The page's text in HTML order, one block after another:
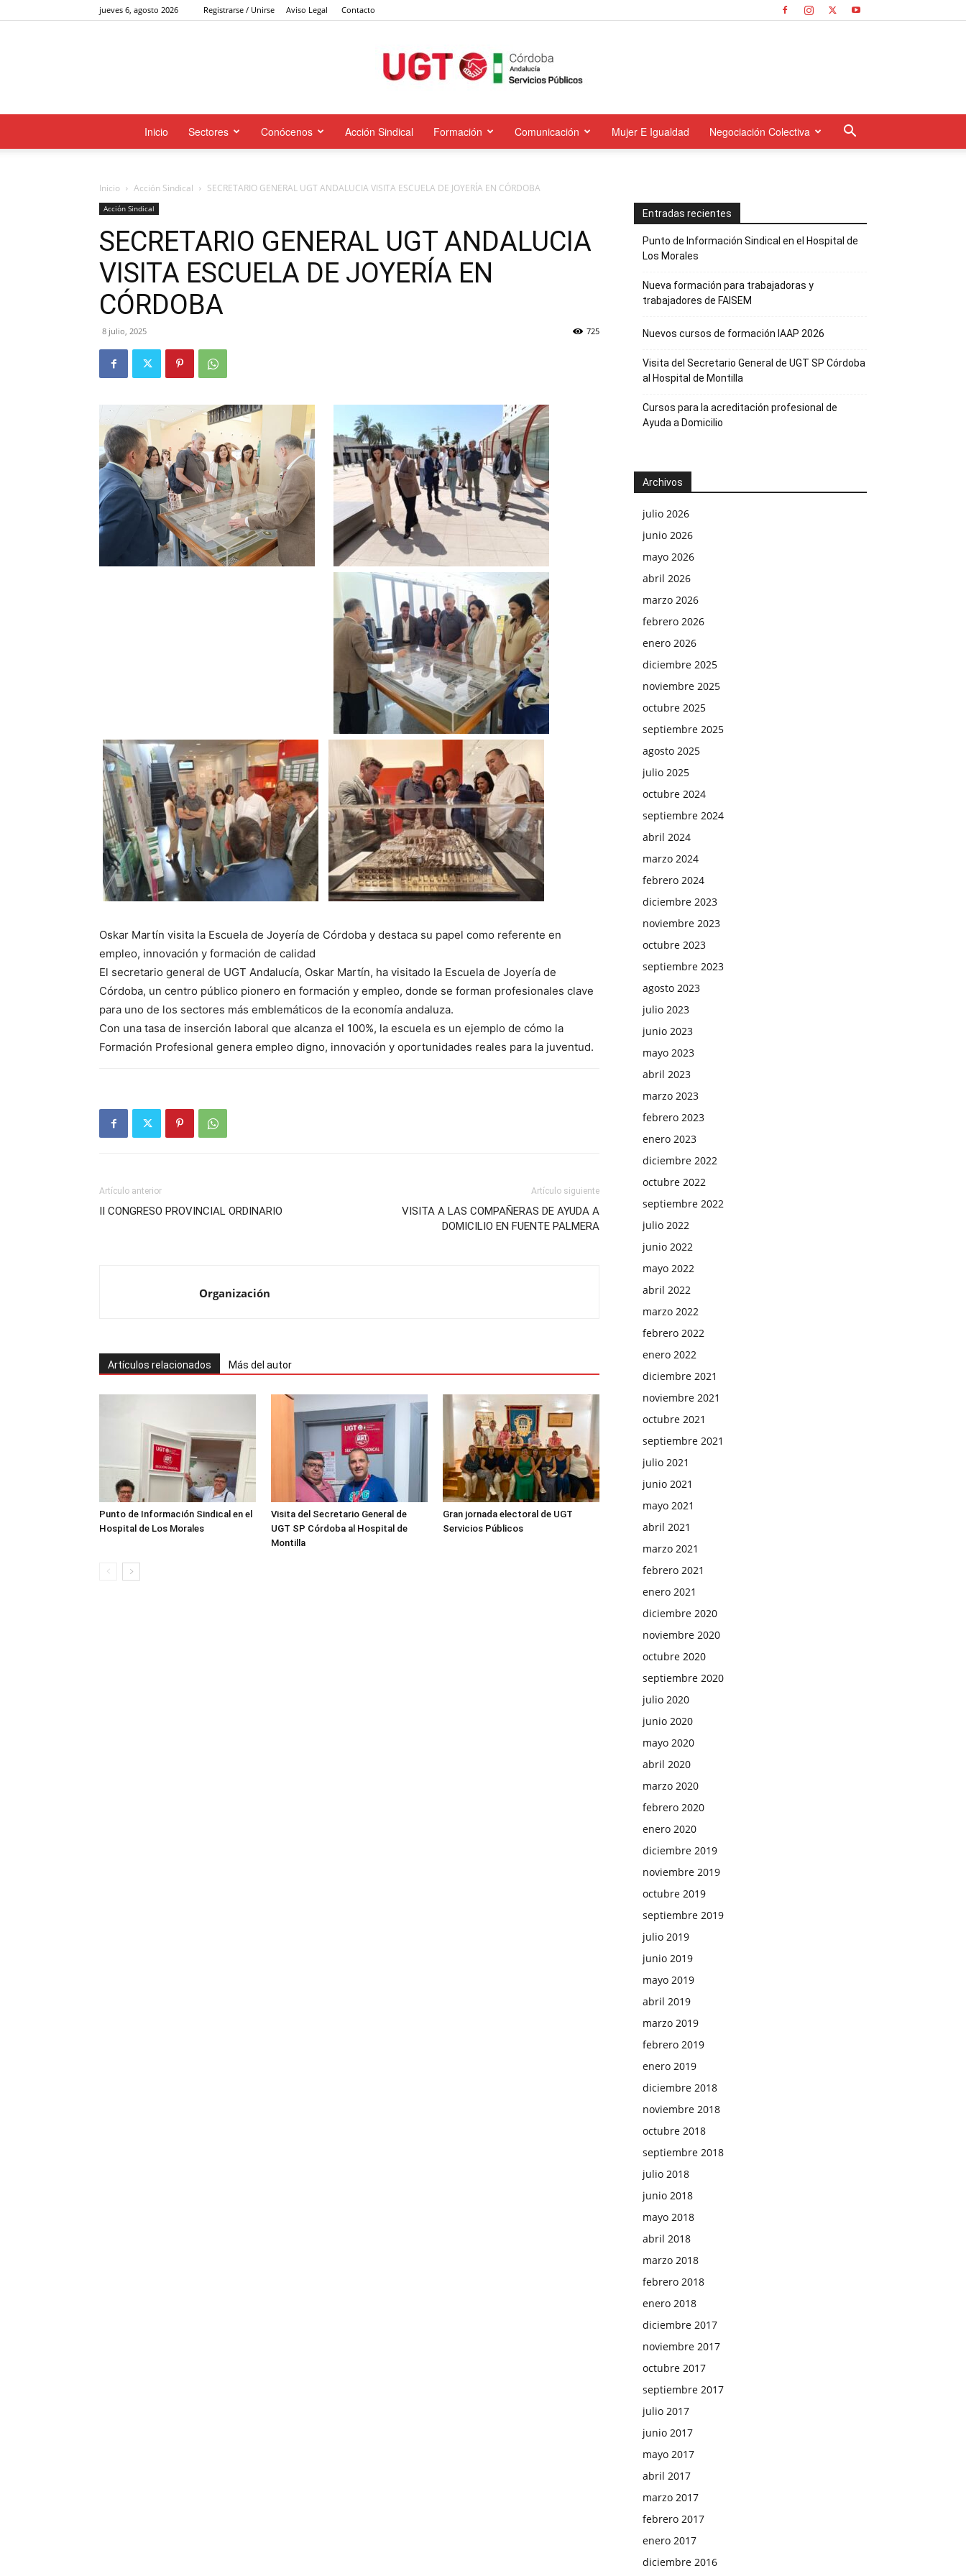
jueves 6, agosto 2026 Registrarse / Unirse Aviso Legal Contacto
Servicios
Córdoba
Inicio Sectores Conócenos Acción Sindical Formación Comunicación Mujer E Igualdad Negociación Colectiva
Inicio Acción Sindical SECRETARIO GENERAL UGT ANDALUCIA VISITA ESCUELA DE JOYERÍA EN CÓRDOBA
Acción Sindical
SECRETARIO GENERAL UGT ANDALUCIA
VISITA ESCUELA DE JOYERÍA EN
CÓRDOBA
8 julio, 2025 725
Oskar Martín visita la Escuela de Joyería de Córdoba y destaca su papel como referente en
empleo, innovación y formación de calidad
El secretario general de UGT Andalucía, Oskar Martín, ha visitado la Escuela de Joyería de
Córdoba, un centro público pionero en formación y empleo, donde se forman profesionales clave
para uno de los sectores más emblemáticos de la economía andaluza.
Con una tasa de inserción laboral que alcanza el 100%, la escuela es un ejemplo de cómo la
Formación Profesional genera empleo digno, innovación y oportunidades reales para la juventud.
Artículo anterior
II CONGRESO PROVINCIAL ORDINARIO
Artículo siguiente
VISITA A LAS COMPAÑERAS DE AYUDA A
DOMICILIO EN FUENTE PALMERA
Organización
Artículos relacionados Más del autor
Punto de Información Sindical en el
Hospital de Los Morales
Visita del Secretario General de
UGT SP Córdoba al Hospital de
Montilla
Gran jornada electoral de UGT
Servicios Públicos
Entradas recientes
Punto de Información Sindical en el Hospital de
Los Morales
Nueva formación para trabajadoras y
trabajadores de FAISEM
Nuevos cursos de formación IAAP 2026
Visita del Secretario General de UGT SP Córdoba
al Hospital de Montilla
Cursos para la acreditación profesional de
Ayuda a Domicilio
Archivos
julio 2026
junio 2026
mayo 2026
abril 2026
marzo 2026
febrero 2026
enero 2026
diciembre 2025
noviembre 2025
octubre 2025
septiembre 2025
agosto 2025
julio 2025
octubre 2024
septiembre 2024
abril 2024
marzo 2024
febrero 2024
diciembre 2023
noviembre 2023
octubre 2023
septiembre 2023
agosto 2023
julio 2023
junio 2023
mayo 2023
abril 2023
marzo 2023
febrero 2023
enero 2023
diciembre 2022
octubre 2022
septiembre 2022
julio 2022
junio 2022
mayo 2022
abril 2022
marzo 2022
febrero 2022
enero 2022
diciembre 2021
noviembre 2021
octubre 2021
septiembre 2021
julio 2021
junio 2021
mayo 2021
abril 2021
marzo 2021
febrero 2021
enero 2021
diciembre 2020
noviembre 2020
octubre 2020
septiembre 2020
julio 2020
junio 2020
mayo 2020
abril 2020
marzo 2020
febrero 2020
enero 2020
diciembre 2019
noviembre 2019
octubre 2019
septiembre 2019
julio 2019
junio 2019
mayo 2019
abril 2019
marzo 2019
febrero 2019
enero 2019
diciembre 2018
noviembre 2018
octubre 2018
septiembre 2018
julio 2018
junio 2018
mayo 2018
abril 2018
marzo 2018
febrero 2018
enero 2018
diciembre 2017
noviembre 2017
octubre 2017
septiembre 2017
julio 2017
junio 2017
mayo 2017
abril 2017
marzo 2017
febrero 2017
enero 2017
diciembre 2016